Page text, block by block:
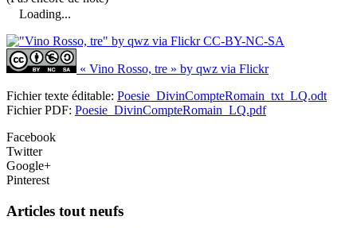
Loading...
« Vino Rosso, tre » by qwz via Flickr
Fichier texte éditable: Poesie_DivinCompteRomain_txt_LQ.odt
Fichier PDF: Poesie_DivinCompteRomain_LQ.pdf
Facebook
Twitter
Google+
Pinterest
Articles tout neufs